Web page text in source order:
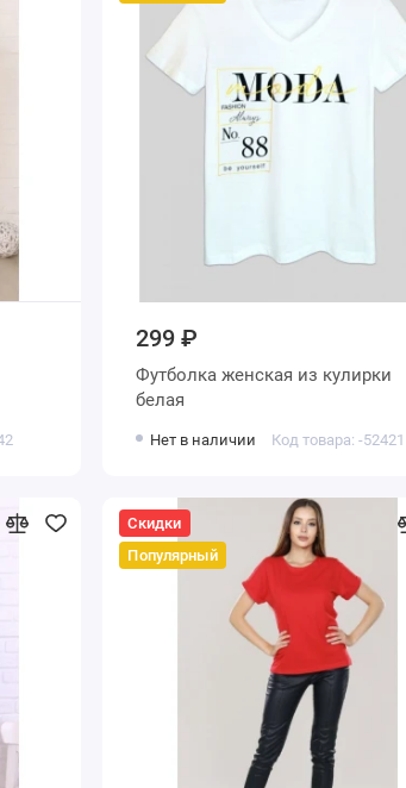
299 ₽
Футболка женская из кулирки
белая
Нет в наличии Код товара: -52421
Скидки
Популярный